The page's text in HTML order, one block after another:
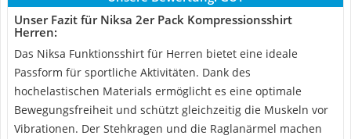
Unser Fazit für Niksa 2er Pack Kompressionsshirt
Herren:
Das Niksa Funktionsshirt für Herren bietet eine ideale
Passform für sportliche Aktivitäten. Dank des
hochelastischen Materials ermöglicht es eine optimale
Bewegungsfreiheit und schützt gleichzeitig die Muskeln vor
Vibrationen. Der Stehkragen und die Raglanärmel machen